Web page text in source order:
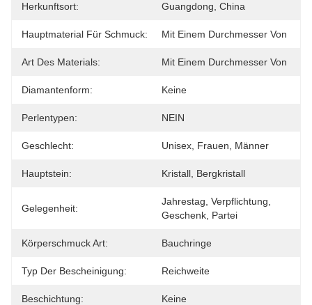
Herkunftsort: Guangdong, China
Hauptmaterial Für Schmuck: Mit Einem Durchmesser Von
Art Des Materials: Mit Einem Durchmesser Von
Diamantenform: Keine
Perlentypen: NEIN
Geschlecht: Unisex, Frauen, Männer
Hauptstein: Kristall, Bergkristall
Gelegenheit:
Jahrestag, Verpflichtung,
Geschenk, Partei
Körperschmuck Art: Bauchringe
Typ Der Bescheinigung: Reichweite
Beschichtung: Keine